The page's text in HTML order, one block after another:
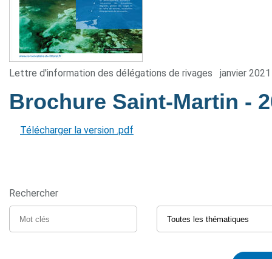
Lettre d'information des délégations de rivages janvier 2021
Brochure Saint-Martin -
Télécharger la version .pdf
Rechercher